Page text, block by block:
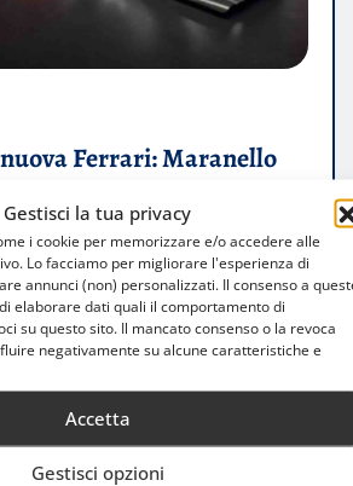
Gestisci la tua privacy
i cookie per memorizzare e/o accedere alle
Lo facciamo per migliorare l'esperienza di
annunci (non) personalizzati. Il consenso a
elaborare dati quali il comportamento di
su questo sito. Il mancato consenso o la revoca
negativamente su alcune caratteristiche e
Accetta
Gestisci opzioni
Ferrari: Maranello
Gen 23, 2026 0
senza il titolo piloti, la Rossa
e Hamilton per inseguire un